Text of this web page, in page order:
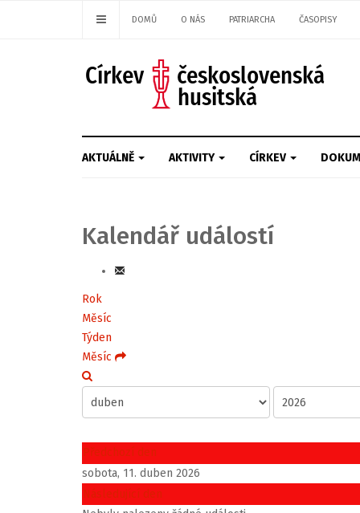
DOMŮ O NÁS PATRIARCHA ČASOPISY
AKTUÁLNĚ AKTIVITY CÍRKEV
Kalendář událostí
Rok
Měsíc
Týden
Měsíc
Předchozí den
sobota, 11. duben 2026
Následující den